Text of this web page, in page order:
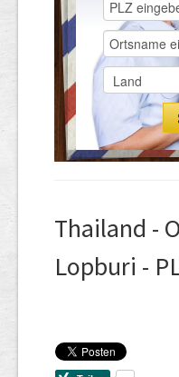
Thailand -
Lopburi -